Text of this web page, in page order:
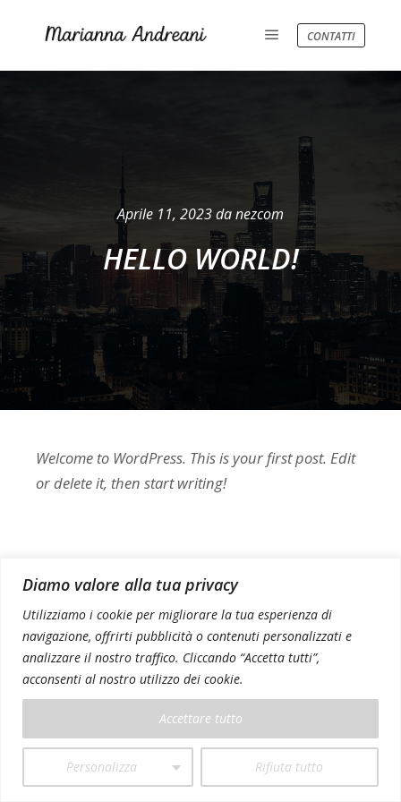
Diamo valore alla tua privacy
Utilizziamo i cookie per migliorare la tua esperienza di
navigazione, offrirti pubblicità o contenuti personalizzati e
analizzare il nostro traffico. Cliccando “Accetta tutti”,
acconsenti al nostro utilizzo dei cookie.
Personalizza Rifiuta tutto
Accettare tutto
CONTATTI
Aprile 11, 2023danezcom
HELLO WORLD!
Welcome to WordPress. This is your first post. Edit
or delete it, then start writing!